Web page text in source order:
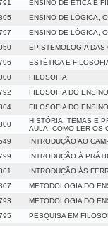
ENSINO DE ÉTICA E
ENSINO DE LÓGICA,
ENSINO DE LÓGICA,
EPISTEMOLOGIA DAS
ESTÉTICA E
FILOSOFIA
FILOSOFIA DO
FILOSOFIA DO
HISTÓRIA, TEMAS E
AULA: COMO LER OS
INTRODUÇÃO AO
INTRODUÇÃO À
INTRODUÇÃO ÀS
METODOLOGIA DO
METODOLOGIA DO
PESQUISA EM